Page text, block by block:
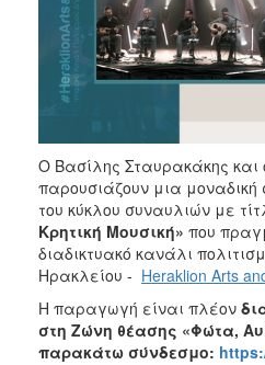
ΠΟΛΙΤΙΣΜΟΣ
ΑΝΘΕΚΤΙΚΗ
ΠΟΛΗ
Ο Βασίλης Σταυρακάκης και
παρουσιάζουν μια μοναδική
του κύκλου συναυλιών με
Κρητική Μουσική» που
διαδικτυακό κανάλι
Ηρακλείου - Heraklion Arts
Η παραγωγή είναι πλέον
στη Ζώνη θέασης «Φώτα,
παρακάτω σύνδεσμο: